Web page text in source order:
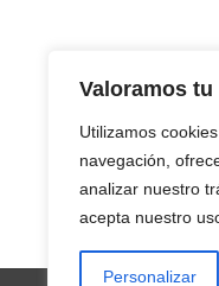
Valoramos tu
Utilizamos
navegación,
analizar nuestro
acepta nuestro
Personalizar